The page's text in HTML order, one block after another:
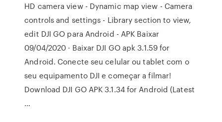
HD camera view - Dynamic map view - Camera
controls and settings - Library section to view,
edit DJI GO para Android - APK Baixar
09/04/2020 · Baixar DJI GO apk 3.1.59 for
Android. Conecte seu celular ou tablet com o
seu equipamento DJI e começar a filmar!
Download DJI GO APK 3.1.34 for Android (Latest
…